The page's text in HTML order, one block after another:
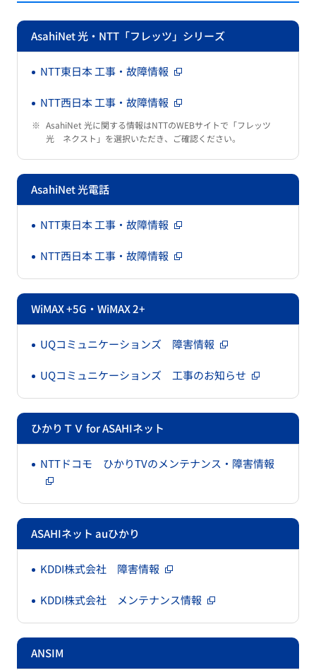
AsahiNet 光・NTT「フレッツ」シリーズ
NTT東日本 工事・故障情報
NTT西日本 工事・故障情報
※ AsahiNet 光に関する情報はNTTのWEBサイトで「フレッツ
光 ネクスト」を選択いただき、ご確認ください。
AsahiNet 光電話
NTT東日本 工事・故障情報
NTT西日本 工事・故障情報
WiMAX +5G・WiMAX 2+
UQコミュニケーションズ 障害情報
UQコミュニケーションズ 工事のお知らせ
ひかりＴＶ for ASAHIネット
NTTドコモ ひかりTVのメンテナンス・障害情報
ASAHIネット auひかり
KDDI株式会社 障害情報
KDDI株式会社 メンテナンス情報
ANSIM